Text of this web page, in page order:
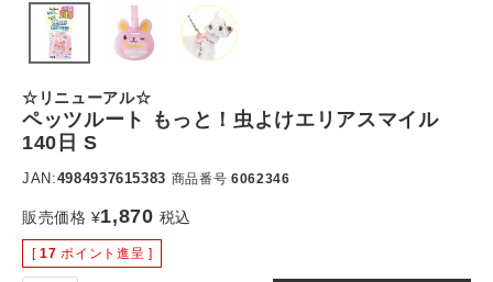
☆リニューアル☆
ペッツルート もっと！虫よけエリアスマイル
140日 S
JAN:4984937615383 商品番号 6062346
販売価格 ¥1,870 税込
[ 17 ポイント進呈 ]